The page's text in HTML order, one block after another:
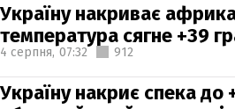
Україну накриває
температура сягне +39
4 серпня, 07:32 912
Україну накриє спека до